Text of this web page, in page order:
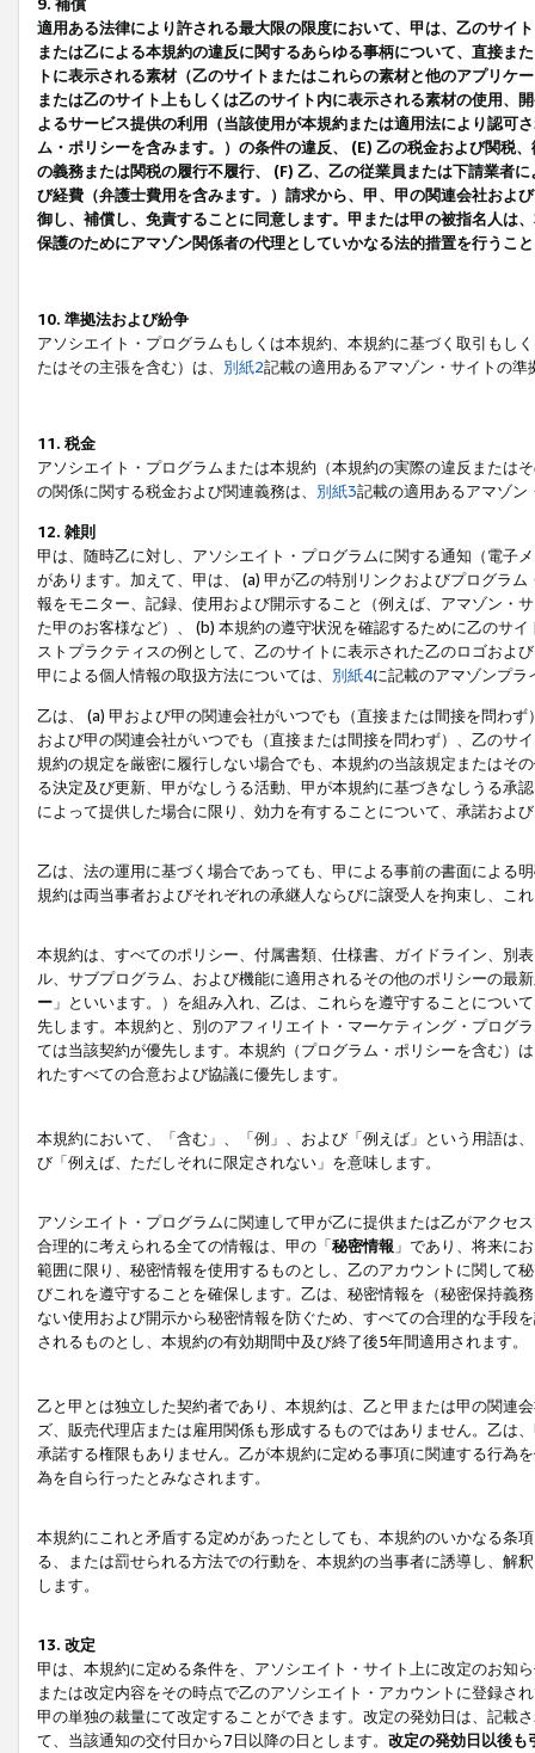
9. 補償
適用ある法律により許される最大限の限度において、甲は、乙のサイ
または乙による本規約の違反に関するあらゆる事柄について、直接ま
トに表示される素材（乙のサイトまたはこれらの素材と他のアプリ
または乙のサイト上もしくは乙のサイト内に表示される素材の使用、
よるサービス提供の利用（当該使用が本規約または適用法により認可
ム・ポリシーを含みます。）の条件の違反、 (E) 乙の税金および関税
の義務または関税の履行不履行、 (F) 乙、乙の従業員または下請業者
び経費（弁護士費用を含みます。）請求から、甲、甲の関連会社およ
御し、補償し、免責することに同意します。甲または甲の被指名人は
保護のためにアマゾン関係者の代理としていかなる法的措置を行うこ
10. 準拠法および紛争
アソシエイト・プログラムもしくは本規約、本規約に基づく取引もし
たはその主張を含む）は、 別紙2記載の適用あるアマゾン・サイトの
11. 税金
アソシエイト・プログラムまたは本規約（本規約の実際の違反または
の関係に関する税金および関連義務は、 別紙3記載の適用あるアマゾン
12. 雑則
甲は、随時乙に対し、アソシエイト・プログラムに関する通知（電子
があります。加えて、甲は、 (a) 甲が乙の特別リンクおよびプログラ
報をモニター、記録、使用および開示すること（例えば、アマゾン・
た甲のお客様など）、 (b) 本規約の遵守状況を確認するために乙のサ
ストプラクティスの例として、乙のサイトに表示された乙のロゴおよ
甲による個人情報の取扱方法については、 別紙4に記載のアマゾンプ
乙は、 (a) 甲および甲の関連会社がいつでも（直接または間接を問わ
および甲の関連会社がいつでも（直接または間接を問わず）、乙のサ
規約の規定を厳密に履行しない場合でも、本規約の当該規定またはそ
る決定及び更新、甲がなしうる活動、甲が本規約に基づきなしうる承
によって提供した場合に限り、効力を有することについて、承諾およ
乙は、法の運用に基づく場合であっても、甲による事前の書面による
規約は両当事者およびそれぞれの承継人ならびに譲受人を拘束し、こ
本規約は、すべてのポリシー、付属書類、仕様書、ガイドライン、別
ル、サブプログラム、および機能に適用されるその他のポリシーの最
ー 」といいます。）を組み入れ、乙は、これらを遵守することにつ
先します。本規約と、別のアフィリエイト・マーケティング・プログ
ては当該契約が優先します。本規約（プログラム・ポリシーを含む）
れたすべての合意および協議に優先します。
本規約において、「含む」、「例」、および「例えば」という用語は
び「例えば、ただしそれに限定されない」を意味します。
アソシエイト・プログラムに関連して甲が乙に提供または乙がアクセ
合理的に考えられる全ての情報は、甲の「秘密情報 」であり、将来に
範囲に限り、秘密情報を使用するものとし、乙のアカウントに関して
びこれを遵守することを確保します。乙は、秘密情報を（秘密保持義
ない使用および開示から秘密情報を防ぐため、すべての合理的な手段
されるものとし、本規約の有効期間中及び終了後5年間適用されます。
乙と甲とは独立した契約者であり、本規約は、乙と甲または甲の関連
ズ、販売代理店または雇用関係も形成するものではありません。乙は
承諾する権限もありません。乙が本規約に定める事項に関連する行為
為を自ら行ったとみなされます。
本規約にこれと矛盾する定めがあったとしても、本規約のいかなる条
る、または罰せられる方法での行動を、本規約の当事者に誘導し、解
します。
13. 改定
甲は、本規約に定める条件を、アソシエイト・サイト上に改定のお知
または改定内容をその時点で乙のアソシエイト・アカウントに登録さ
甲の単独の裁量にて改定することができます。改定の発効日は、記載
て、当該通知の交付日から7日以降の日とします。 改定の発効日以後も